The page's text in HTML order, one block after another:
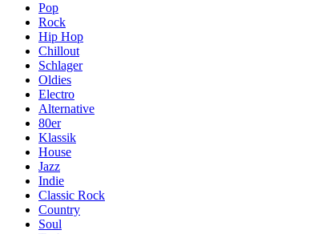
Pop
Rock
Hip Hop
Chillout
Schlager
Oldies
Electro
Alternative
80er
Klassik
House
Jazz
Indie
Classic Rock
Country
Soul